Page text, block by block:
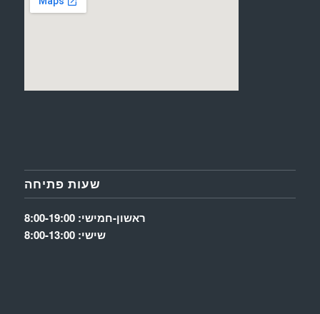
שעות פתיחה
ראשון-חמישי: 8:00-19:00
שישי: 8:00-13:00